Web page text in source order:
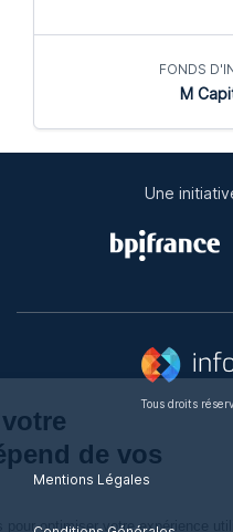
La qualité de
expérience
choix
Nous utilisons des cookies pour
FONDS
M
Une
Mentions Légales
Tous droits